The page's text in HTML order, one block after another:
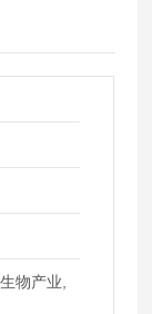
物产业,